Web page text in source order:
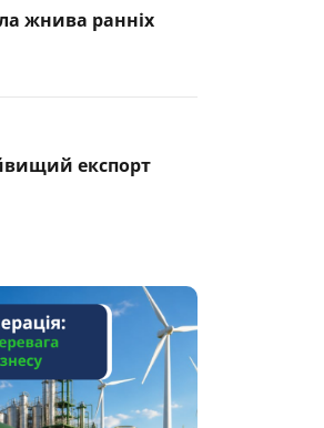
жнива ранніх
експорт